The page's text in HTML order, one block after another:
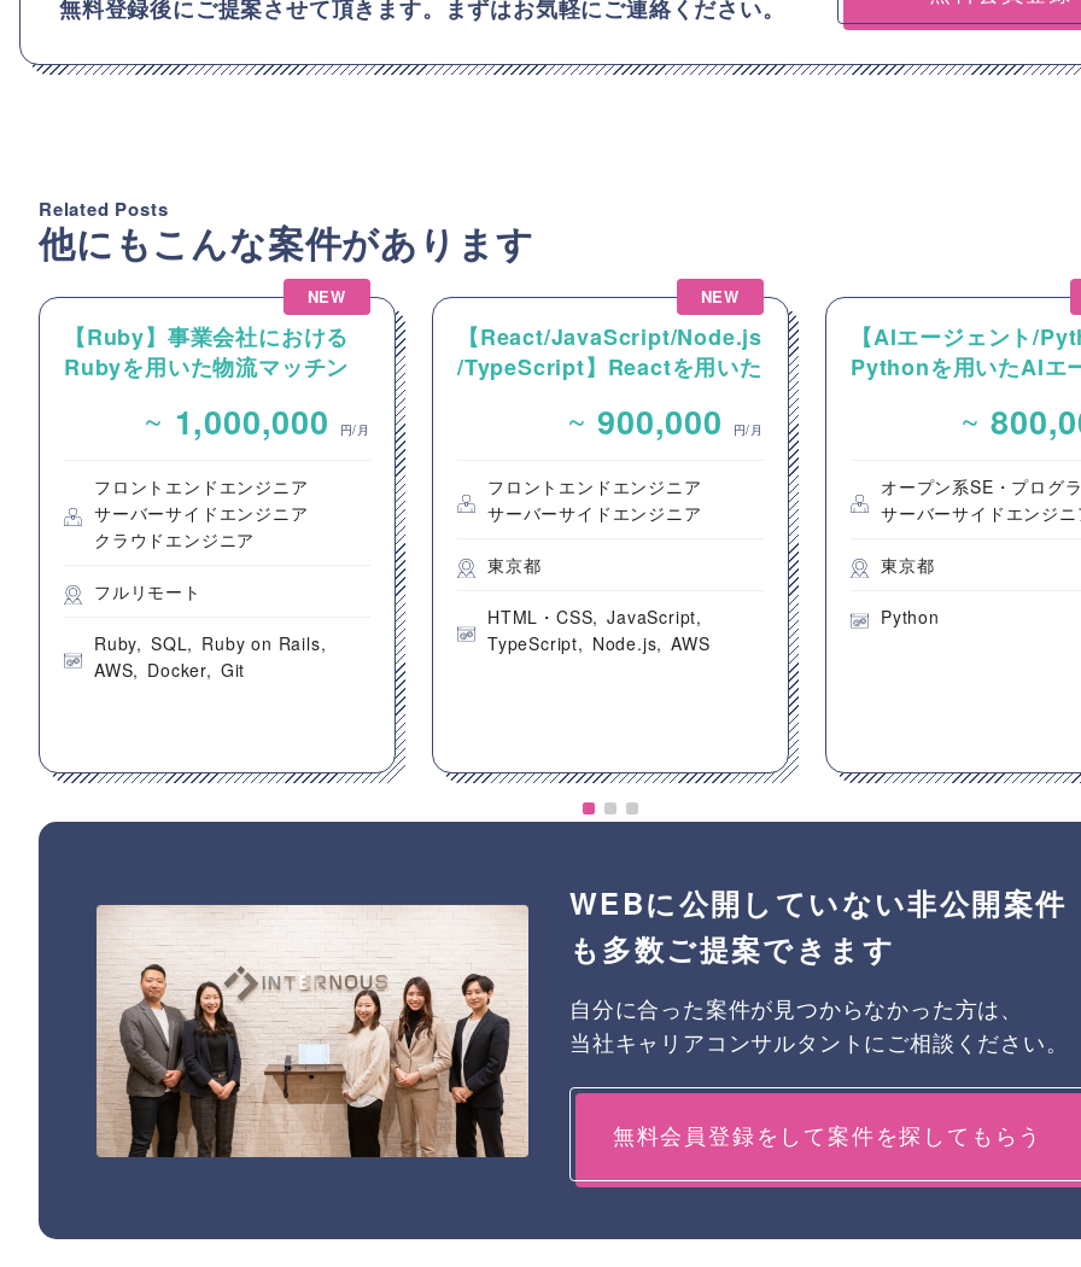
無料登録後にご提案させて頂きます。まずはお気軽にご連絡ください。
Related Posts
他にもこんな案件があります
NEW
【Ruby】事業会社における
Rubyを用いた物流マッチン
エンドエンジニア募集
~ 1,000,000 円/月
フロントエンドエンジニア
サーバーサイドエンジニア
クラウドエンジニア
フルリモート
Ruby SQL
Ruby on Rails
AWS
Docker Git
NEW
【React/JavaScript/Node.js
/TypeScript】Reactを用いた
のフロントエンド開発案件
~ 900,000 円/月
フロントエンドエンジニア
サーバーサイドエンジニア
東京都
HTML・CSS
JavaScript
TypeScript
Node.js AWS
【AIエージェント/
Pythonを用いたAIエ
~
オープン系SE・プログ
サーバーサイドエンジニ
東京都
Python
WEBに公開していない非公開案件
も多数ご提案できます
自分に合った案件が見つからなかった方は、
当社キャリアコンサルタントにご相談ください。
無料会員登録をして案件を探してもらう